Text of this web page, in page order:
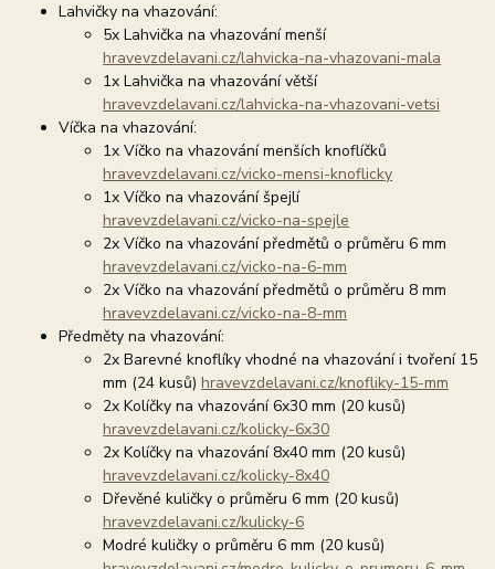
Lahvičky na vhazování:
5x Lahvička na vhazování menší
hravevzdelavani.cz/lahvicka-na-vhazovani-mala
1x Lahvička na vhazování větší
hravevzdelavani.cz/lahvicka-na-vhazovani-vetsi
Víčka na vhazování:
1x Víčko na vhazování menších knoflíčků
hravevzdelavani.cz/vicko-mensi-knoflicky
1x Víčko na vhazování špejlí
hravevzdelavani.cz/vicko-na-spejle
2x Víčko na vhazování předmětů o průměru 6 mm
hravevzdelavani.cz/vicko-na-6-mm
2x Víčko na vhazování předmětů o průměru 8 mm
hravevzdelavani.cz/vicko-na-8-mm
Předměty na vhazování:
2x Barevné knoflíky vhodné na vhazování i tvoření 15
mm (24 kusů)hravevzdelavani.cz/knofliky-15-mm
2x Kolíčky na vhazování 6x30 mm (20 kusů)
hravevzdelavani.cz/kolicky-6x30
2x Kolíčky na vhazování 8x40 mm (20 kusů)
hravevzdelavani.cz/kolicky-8x40
Dřevěné kuličky o průměru 6 mm (20 kusů)
hravevzdelavani.cz/kulicky-6
Modré kuličky o průměru 6 mm (20 kusů)